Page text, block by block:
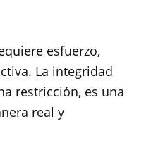
esfuerzo,
La integridad
restricción, es una
real y